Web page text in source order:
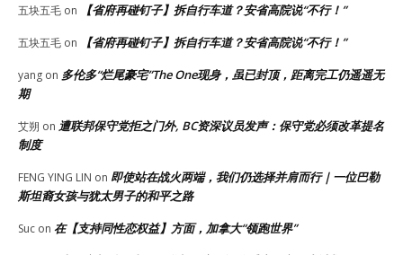
五块五毛 on 【省府再碰钉子】拆自行车道？安省高院说“不行！”
五块五毛 on 【省府再碰钉子】拆自行车道？安省高院说“不行！”
yang on 多伦多“烂尾豪宅”The One现身，虽已封顶，距离完工仍遥遥无
期
艾朔 on 遭联邦保守党拒之门外, BC资深议员发声：保守党必须改革提名
制度
FENG YING LIN on 即使站在战火两端，我们仍选择并肩而行｜一位巴勒
斯坦裔女孩与犹太男子的和平之路
Suc on 在【支持同性恋权益】方面，加拿大“领跑世界”